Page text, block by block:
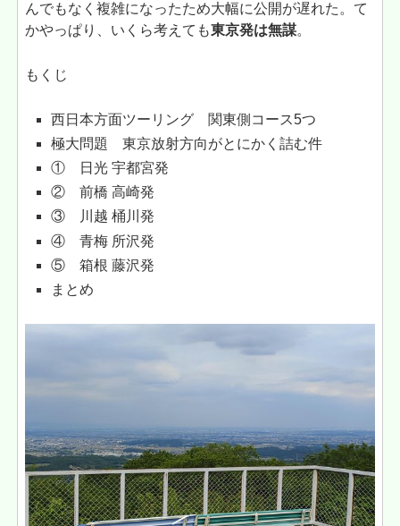
んでもなく複雑になったため大幅に公開が遅れた。て
かやっぱり、いくら考えても東京発は無謀。
もくじ
西日本方面ツーリング 関東側コース5つ
極大問題 東京放射方向がとにかく詰む件
① 日光 宇都宮発
② 前橋 高崎発
③ 川越 桶川発
④ 青梅 所沢発
⑤ 箱根 藤沢発
まとめ